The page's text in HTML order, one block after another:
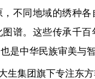
不同地域的绣种各
谱。这些传承千百
是中华民族审美与
集团旗下专注东方